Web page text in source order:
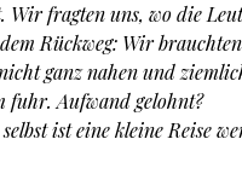
Wir fragten uns, wo die
Rückweg: Wir
ganz nahen und
fuhr. Aufwand gelohnt?
ist eine kleine Reise